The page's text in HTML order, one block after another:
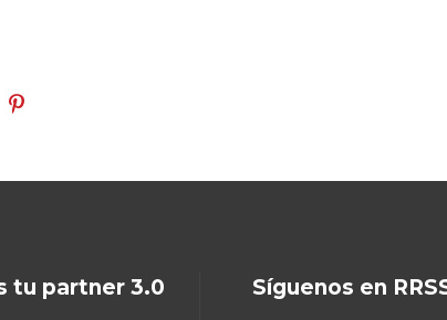
tu partner 3.0 Síguenos en